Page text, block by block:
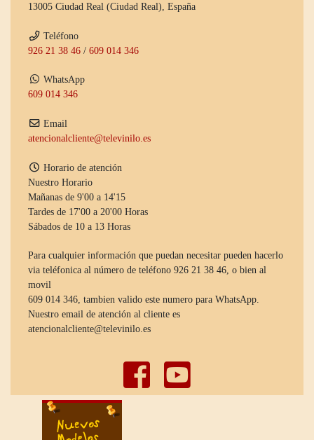
13005 Ciudad Real (Ciudad Real), España
Teléfono
926 21 38 46 /609 014 346
WhatsApp
609 014 346
Email
atencionalcliente@televinilo.es
Horario de atención
Nuestro Horario
Mañanas de 9'00 a 14'15
Tardes de 17'00 a 20'00 Horas
Sábados de 10 a 13 Horas
Para cualquier información que puedan necesitar pueden hacerlo
via teléfonica al número de teléfono 926 21 38 46, o bien al
movil
609 014 346, tambien valido este numero para WhatsApp.
Nuestro email de atención al cliente es
atencionalcliente@televinilo.es